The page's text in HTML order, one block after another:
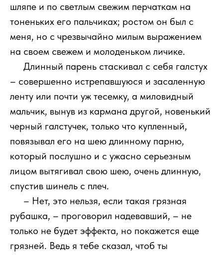
шляпе и по светлым свежим перчаткам на
тоненьких его пальчиках; ростом он был с
меня, но с чрезвычайно милым выражением
на своем свежем и молоденьком личике.
Длинный парень стаскивал с себя галстух
– совершенно истрепавшуюся и засаленную
ленту или почти уж тесемку, а миловидный
мальчик, вынув из кармана другой, новенький
черный галстучек, только что купленный,
повязывал его на шею длинному парню,
который послушно и с ужасно серьезным
лицом вытягивал свою шею, очень длинную,
спустив шинель с плеч.
– Нет, это нельзя, если такая грязная
рубашка, – проговорил надевавший, – не
только не будет эффекта, но покажется еще
грязней. Ведь я тебе сказал, чтоб ты